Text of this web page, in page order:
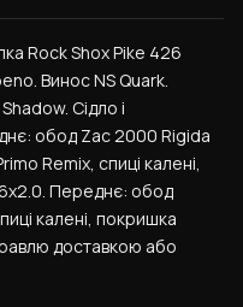
Rock Shox Pike 426
Винос NS Quark.
Сідло і
обод Zac 2000 Rigida
Remix, спиці калені,
Переднє: обод
калені, покришка
доставкою або